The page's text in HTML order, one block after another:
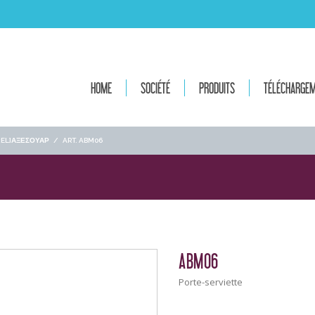
HOME SOCIÉTÉ PRODUITS
/ ART. ABM06
ABM06
Porte-serviette